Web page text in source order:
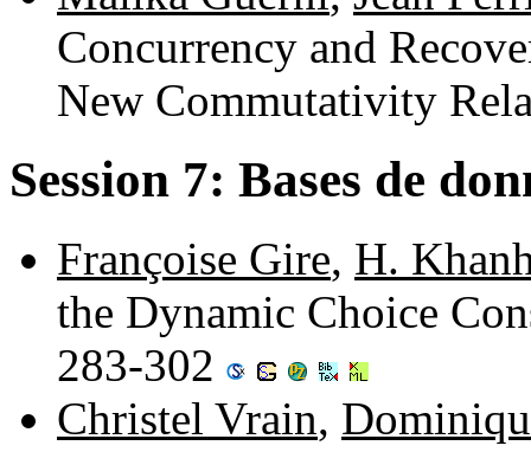
Concurrency and
New Commutativity
Session 7: Bases de
Françoise Gire, H.
the Dynamic Choice
283-302
Christel Vrain,